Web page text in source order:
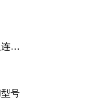
接
号